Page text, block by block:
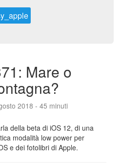
Mare o
2018 - 45 minuti
della beta di iOS 12, di una
modalità low power per
e dei fotolibri di Apple.